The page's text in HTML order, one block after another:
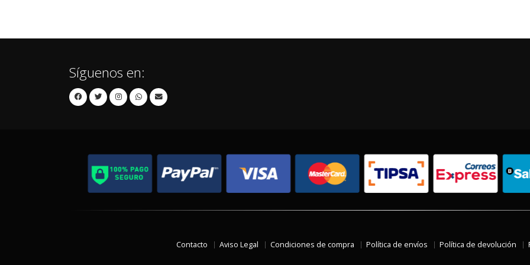
Síguenos en:
Contacto Aviso Legal Condiciones de compra Política de envíos Política de devolución